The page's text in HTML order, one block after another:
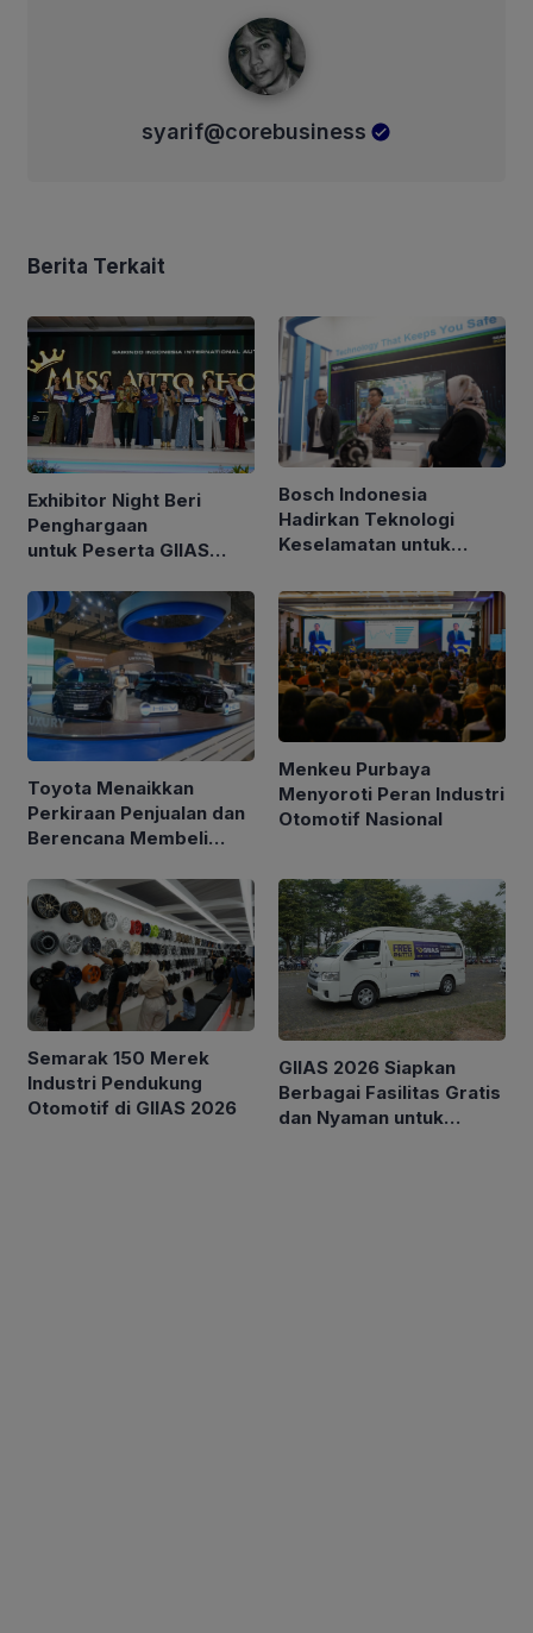
syarif@corebusiness
Berita Terkait
Exhibitor Night Beri
Penghargaan
untuk Peserta GIIAS
Pemenangnya
Bosch Indonesia
Hadirkan Teknologi
Keselamatan untuk
Toyota Menaikkan
Perkiraan Penjualan dan
Berencana Membeli
$6 Miliar
Menkeu Purbaya
Menyoroti Peran Industri
Otomotif Nasional
Semarak 150 Merek
Industri Pendukung
Otomotif di GIIAS 2026
GIIAS 2026 Siapkan
Berbagai Fasilitas Gratis
dan Nyaman untuk